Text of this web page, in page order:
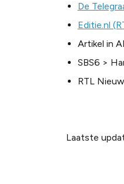
De
Editie.nl
Artikel in
SBS6 >
RTL
Laatste